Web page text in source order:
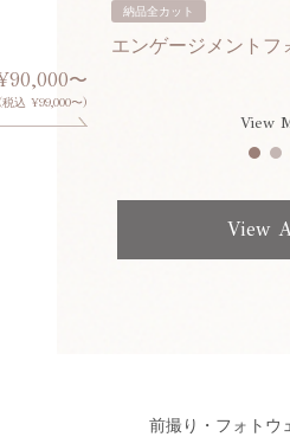
〜
(税込 ¥99,000〜)
納品全カット
エンゲージメントフ
View
View
前撮り・フォトウ